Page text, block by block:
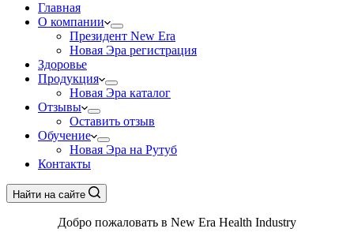
Главная
О компании
Президент New Era
Новая Эра регистрация
Здоровье
Продукция
Новая Эра каталог
Отзывы
Оставить отзыв
Обучение
Новая Эра на Рутуб
Контакты
Найти на сайте
Добро пожаловать в New Era Health Industry